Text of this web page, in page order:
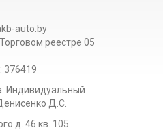
auto.by
реестре 05
376419
Индивидуальный
Д.С.
д. 46 кв. 105